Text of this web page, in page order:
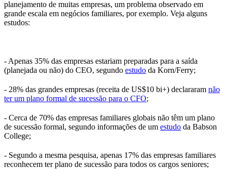
planejamento de muitas empresas, um problema observado em
grande escala em negócios familiares, por exemplo. Veja alguns
estudos:
- Apenas 35% das empresas estariam preparadas para a saída
(planejada ou não) do CEO, segundo estudo da Korn/Ferry;
- 28% das grandes empresas (receita de US$10 bi+) declararam não
ter um plano formal de sucessão para o CFO;
- Cerca de 70% das empresas familiares globais não têm um plano
de sucessão formal, segundo informações de um estudo da Babson
College;
- Segundo a mesma pesquisa, apenas 17% das empresas familiares
reconhecem ter plano de sucessão para todos os cargos seniores;